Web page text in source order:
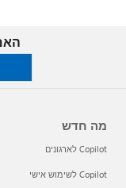
מה חדש
Copilot לארגונים
Copilot לשימוש אישי